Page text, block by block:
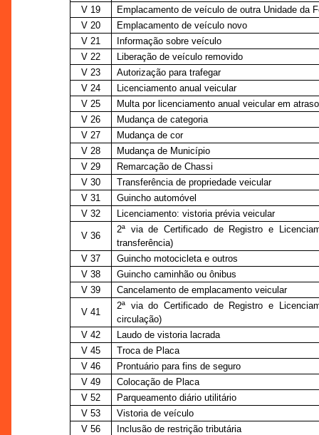
V 19
Emplacamento de veículo de outra Unidade da
V 20
Emplacamento de veículo novo
V 21
Informação sobre veículo
V 22
Liberação de veículo removido
V 23
Autorização para trafegar
V 24
Licenciamento anual veicular
V 25
Multa por licenciamento anual veicular em atraso
V 26
Mudança de categoria
V 27
Mudança de cor
V 28
Mudança de Município
V 29
Remarcação de Chassi
V 30
Transferência de propriedade veicular
V 31
Guincho automóvel
V 32
Licenciamento: vistoria prévia veicular
V 36
2ª via de Certificado de Registro e
transferência)
V 37
Guincho motocicleta e outros
V 38
Guincho caminhão ou ônibus
V 39
Cancelamento de emplacamento veicular
V 41
2ª via do Certificado de Registro e
circulação)
V 42
Laudo de vistoria lacrada
V 45
Troca de Placa
V 46
Prontuário para fins de seguro
V 49
Colocação de Placa
V 52
Parqueamento diário utilitário
V 53
Vistoria de veículo
V 56
Inclusão de restrição tributária